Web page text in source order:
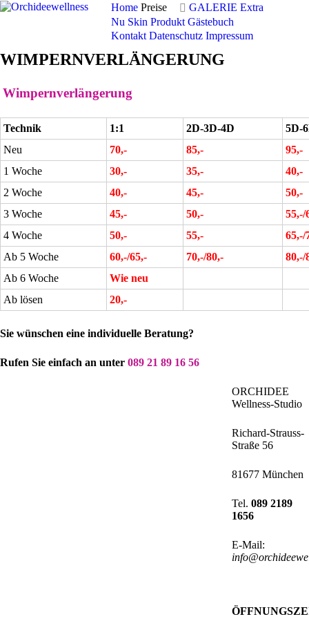
Home Preise GALERIE Extra
Nu Skin Produkt Gästebuch
Kontakt Datenschutz Impressum
WIMPERNVERLÄNGERUNG
Wimpernverlängerung
Technik 1:1 2D-3D-4D
5D-
Neu
70,- 85,-
95,-
1 Woche
30,- 35,-
40,-
2 Woche
40,- 45,-
50,-
3 Woche
45,- 50,-
55,-/
4 Woche
50,- 55,-
65,-/
Ab 5 Woche
60,-/65,- 70,-/80,-
80,-/
Ab 6 Woche
Wie neu
Ab lösen
20,-
Sie wünschen eine individuelle Beratung?
Rufen Sie einfach an unter 089 21 89 16 56
ORCHIDEE
Wellness-Studio
Richard-Strauss-
Straße 56
81677 München
Tel. 089 2189
1656
E-Mail: